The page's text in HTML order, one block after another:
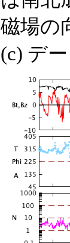
磁場の
(c) デ